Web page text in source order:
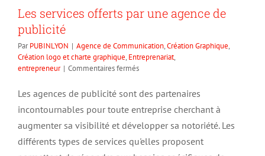
Les services offerts par une agence de
publicité
ParPUBINLYON | Agence de Communication,Création Graphique,
Création logo et charte graphique, Entreprenariat,
entrepreneur | Commentaires ferméssur
services
offerts
par
une
de
Les agences de publicité sont des partenaires
incontournables pour toute entreprise cherchant à
augmenter sa visibilité et développer sa notoriété. Les
différents types de services qu'elles proposent